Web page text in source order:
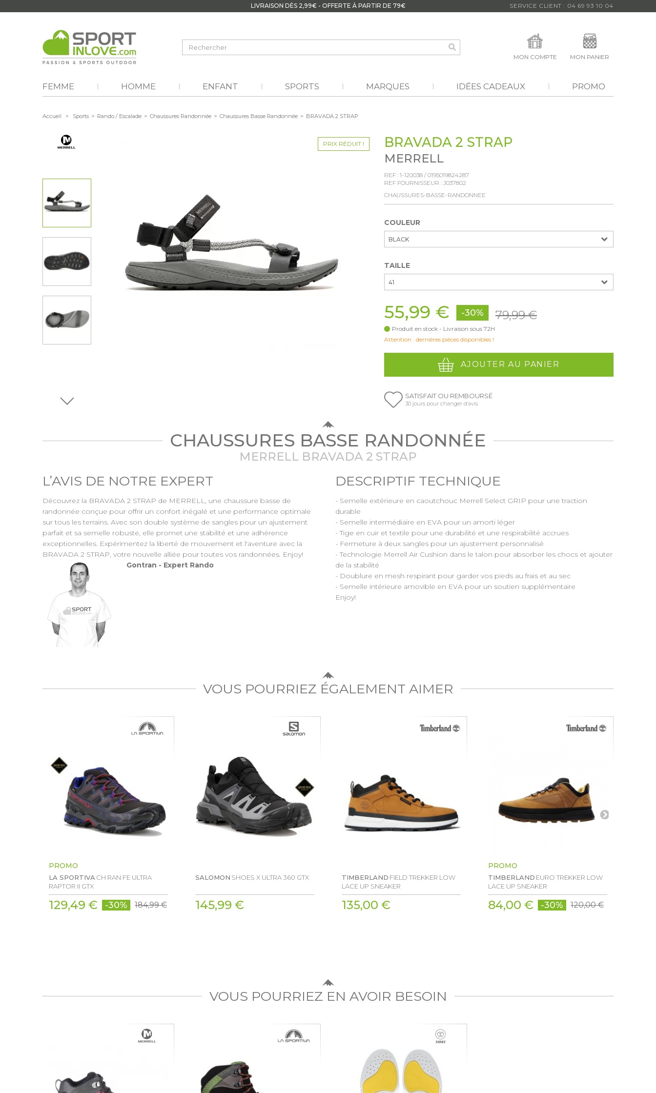
LIVRAISON DÈS 2,99€ - OFFERTE À PARTIR DE 79€ SERVICE CLIENT : 04 69 93 10 04
MON COMPTE MON PANIER
FEMME HOMME ENFANT SPORTS MARQUES IDÉES CADEAUX PROMO
Accueil > Sports > Rando / Escalade > Chaussures Randonnée > Chaussures Basse Randonnée > BRAVADA 2 STRAP
PRIX RÉDUIT ! BRAVADA 2 STRAP
MERRELL
REF : 1-120038 / 0195019824287
REF FOURNISSEUR : J037802
CHAUSSURES-BASSE-RANDONNEE
COULEUR
BLACK
TAILLE
41
55,99 € -30% 79,99 €
Produit en stock - Livraison sous 72H
Attention : dernières pièces disponibles !
AJOUTER AU PANIER
SATISFAIT OU REMBOURSÉ
30 jours pour changer d’avis
CHAUSSURES BASSE RANDONNÉE
MERRELL BRAVADA 2 STRAP
L’AVIS DE NOTRE EXPERT
Découvrez la BRAVADA 2 STRAP de MERRELL, une chaussure basse de
randonnée conçue pour offrir un confort inégalé et une performance optimale
sur tous les terrains. Avec son double système de sangles pour un ajustement
parfait et sa semelle robuste, elle promet une stabilité et une adhérence
exceptionnelles. Expérimentez la liberté de mouvement et l'aventure avec la
BRAVADA 2 STRAP, votre nouvelle alliée pour toutes vos randonnées. Enjoy!
Gontran - Expert Rando
DESCRIPTIF TECHNIQUE
- Semelle extérieure en caoutchouc Merrell Select GRIP pour une traction
durable
- Semelle intermédiaire en EVA pour un amorti léger
- Tige en cuir et textile pour une durabilité et une respirabilité accrues
- Fermeture à deux sangles pour un ajustement personnalisé
- Technologie Merrell Air Cushion dans le talon pour absorber les chocs et ajouter
de la stabilité
- Doublure en mesh respirant pour garder vos pieds au frais et au sec
- Semelle intérieure amovible en EVA pour un soutien supplémentaire
Enjoy!
VOUS POURRIEZ ÉGALEMENT AIMER
PROMO
LA SPORTIVA CH RAN FE ULTRA
RAPTOR II GTX
129,49 € -30% 184,99 €
SALOMON SHOES X ULTRA 360 GTX
145,99 €
TIMBERLAND FIELD TREKKER LOW
LACE UP SNEAKER
135,00 €
PROMO
TIMBERLAND EURO TREKKER LOW
LACE UP SNEAKER
84,00 € -30% 120,00 €
VOUS POURRIEZ EN AVOIR BESOIN